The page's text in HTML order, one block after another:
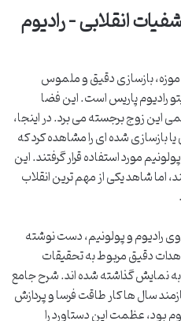
کشفیات انقلابی – رادیوم
بازسازی دقیق و ملموس
رادیوم پاریس است. این فضا
این زوج برجسته می برد. در اینجا،
بازسازی شده ای را مشاهده کرد که
مورد استفاده قرار گرفتند. این
اما شاهد یکی از مهم ترین انقلاب
رادیوم و پولونیم، دست نوشته
دقیق مربوط به تحقیقات
نمایش گذاشته شده اند. شرح جامع
سال ها کار طاقت فرسا و پردازش
بود، عظمت این دستاورد را